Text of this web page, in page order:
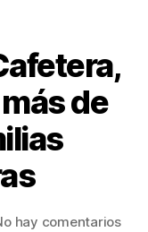
de
hay comentariosen